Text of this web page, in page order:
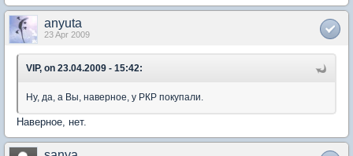
anyuta
23 Apr 2009
VIP, on 23.04.2009 - 15:42:
Ну, да, а Вы, наверное, у РКР покупали.
Наверное, нет.